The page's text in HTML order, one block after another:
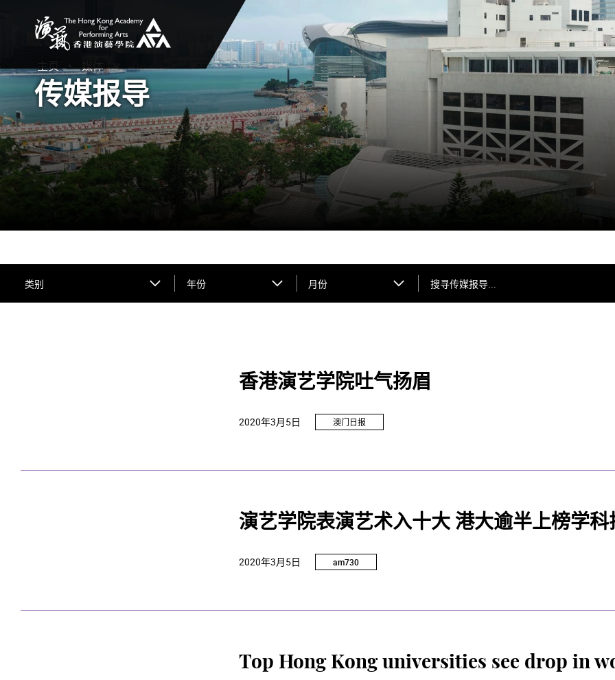
主页 媒体
传媒报导
类别 年份 月份
搜寻传媒报导...
香港演艺学院吐气扬眉
澳门日报
2020年3月5日
演艺学院表演艺术入十大 港大逾半上榜学科
am730
2020年3月5日
Top Hong Kong universities see drop in